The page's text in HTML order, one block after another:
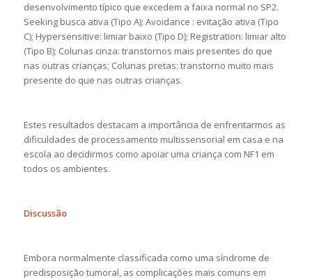
desenvolvimento típico que excedem a faixa normal no SP2.
Seeking busca ativa (Tipo A); Avoidance : evitação ativa (Tipo
C); Hypersensitive: limiar baixo (Tipo D); Registration: limiar alto
(Tipo B); Colunas cinza: transtornos mais presentes do que
nas outras crianças; Colunas pretas: transtorno muito mais
presente do que nas outras crianças.
Estes resultados destacam a importância de enfrentarmos as
dificuldades de processamento multissensorial em casa e na
escola ao decidirmos como apoiar uma criança com NF1 em
todos os ambientes.
Discussão
Embora normalmente classificada como uma síndrome de
predisposição tumoral, as complicações mais comuns em